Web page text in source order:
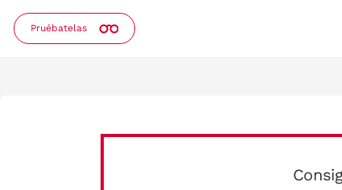
Pruébatelas